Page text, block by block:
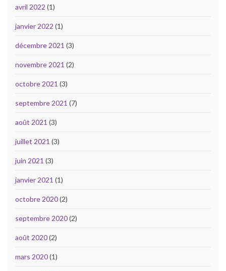
avril 2022 (1)
janvier 2022 (1)
décembre 2021 (3)
novembre 2021 (2)
octobre 2021 (3)
septembre 2021 (7)
août 2021 (3)
juillet 2021 (3)
juin 2021 (3)
janvier 2021 (1)
octobre 2020(2)
septembre 2020(2)
août 2020(2)
mars 2020(1)